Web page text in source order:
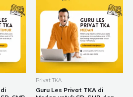
through
Rp18.240.000
has
multiple
variants.
The
may
Privat TKA
Guru Les Privat TKA di
through
has
multiple
variants.
The
may